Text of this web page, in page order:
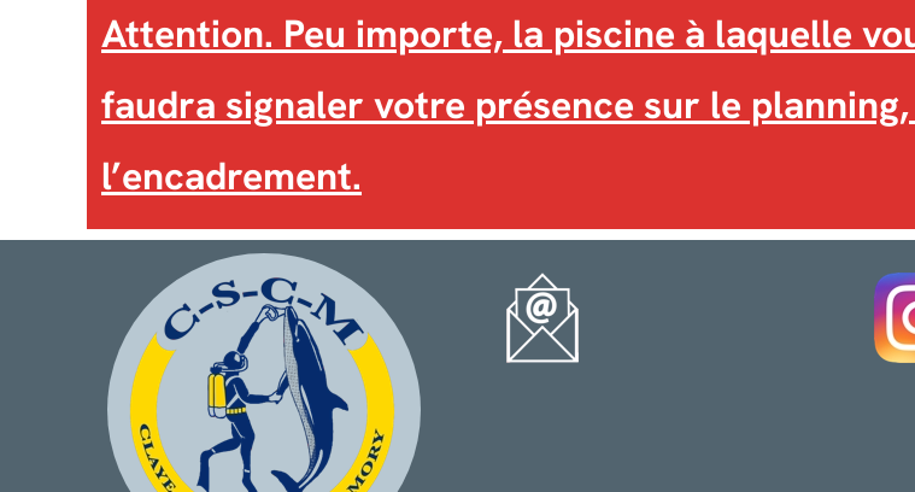
Attention. Peu importe, la piscine à laquelle
faudra signaler votre présence sur le
l’encadrement.